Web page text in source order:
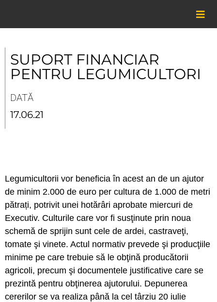
content
SUPORT FINANCIAR
PENTRU LEGUMICULTORI
DATĂ
17.06.21
Legumicultorii vor beneficia în acest an de un ajutor
de minim 2.000 de euro per cultura de 1.000 de metri
pătrați, potrivit unei hotărâri aprobate miercuri de
Executiv. Culturile care vor fi susţinute prin noua
schemă de sprijin sunt cele de ardei, castraveţi,
tomate şi vinete. Actul normativ prevede şi producţiile
minime pe care trebuie să le obţină producătorii
agricoli, precum şi documentele justificative care se
prezintă pentru obţinerea ajutorului. Depunerea
cererilor se va realiza până la cel târziu 20 iulie